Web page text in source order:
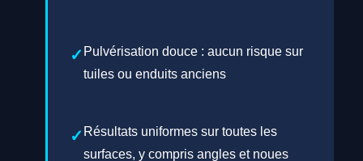
Pulvérisation douce : aucun risque sur
tuiles ou enduits anciens
Résultats uniformes sur toutes les
surfaces, y compris angles et noues